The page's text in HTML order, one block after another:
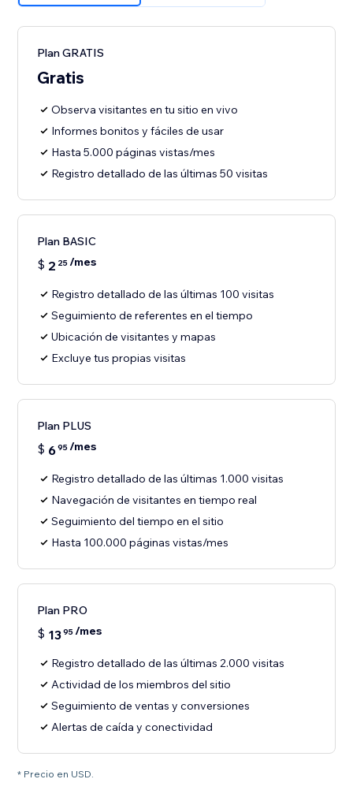
Plan GRATIS
Gratis
Observa visitantes en tu sitio en vivo
Informes bonitos y fáciles de usar
Hasta 5.000 páginas vistas/mes
Registro detallado de las últimas 50 visitas
Plan BASIC
$ 2 25/mes
Registro detallado de las últimas 100 visitas
Seguimiento de referentes en el tiempo
Ubicación de visitantes y mapas
Excluye tus propias visitas
Plan PLUS
$ 695/mes
Registro detallado de las últimas 1.000 visitas
Navegación de visitantes en tiempo real
Seguimiento del tiempo en el sitio
Hasta 100.000 páginas vistas/mes
Plan PRO
$ 1395/mes
Registro detallado de las últimas 2.000 visitas
Actividad de los miembros del sitio
Seguimiento de ventas y conversiones
Alertas de caída y conectividad
* Precio en USD.